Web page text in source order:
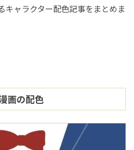
キャラクター配色記事をまとめま
画の配色